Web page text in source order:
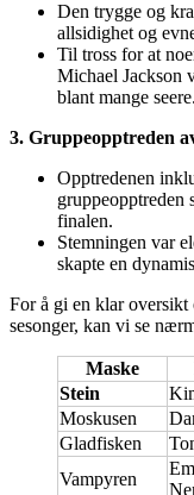
Den trygge og
allsidighet og
Til tross for at
Michael Jackson
blant mange seere.
3. Gruppeopptreden
Opptredenen
gruppeopptreden
finalen.
Stemningen var
skapte en
For å gi en klar
sesonger, kan vi se
Maske
Stein
Moskusen
Gladfisken
Vampyren